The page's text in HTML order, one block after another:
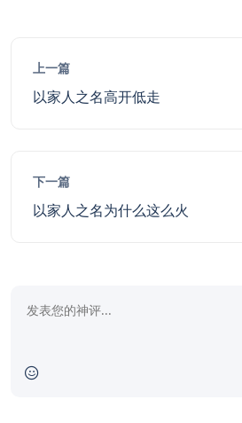
上一篇
以家人之名高开低走
下一篇
以家人之名为什么这么火